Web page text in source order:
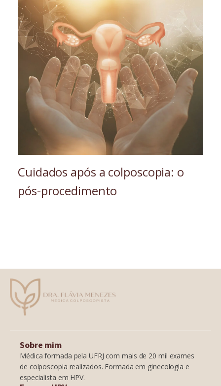
Cuidados após a colposcopia: o
pós-procedimento
Sobre mim
Médica formada pela UFRJ com mais de 20 mil exames
de colposcopia realizados. Formada em ginecologia e
especialista em HPV.